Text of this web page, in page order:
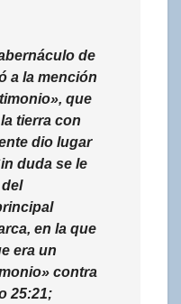
de
a la mención
que
tierra con
dio lugar
duda se le
en la que
era un
contra
25:21;